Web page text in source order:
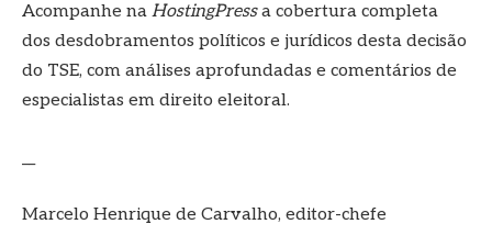
Acompanhe na HostingPressa cobertura completa
dos desdobramentos políticos e jurídicos desta decisão
do TSE, com análises aprofundadas e comentários de
especialistas em direito eleitoral.
Marcelo Henrique de Carvalho, editor-chefe